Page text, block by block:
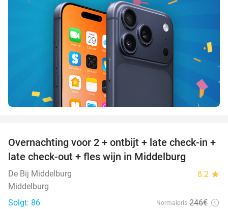
52%
Overnachting voor 2 + ontbijt + late check-in +
late check-out + fles wijn in Middelburg
De Bij Middelburg 8.2 star
Middelburg
Solgt: 86
Normalpris 246€